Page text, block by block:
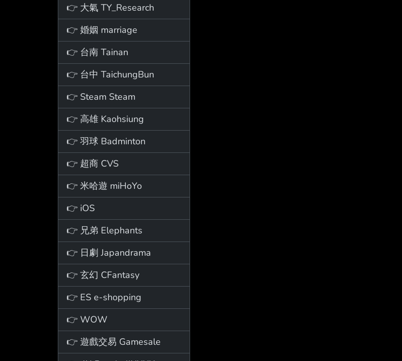
👉 大氣 TY_Research
👉 婚姻 marriage
👉 台南 Tainan
👉 台中 TaichungBun
👉 Steam Steam
👉 高雄 Kaohsiung
👉 羽球 Badminton
👉 超商 CVS
👉 米哈遊 miHoYo
👉 iOS
👉 兄弟 Elephants
👉 日劇 Japandrama
👉 玄幻 CFantasy
👉 ES e-shopping
👉 WOW
👉 遊戲交易 Gamesale